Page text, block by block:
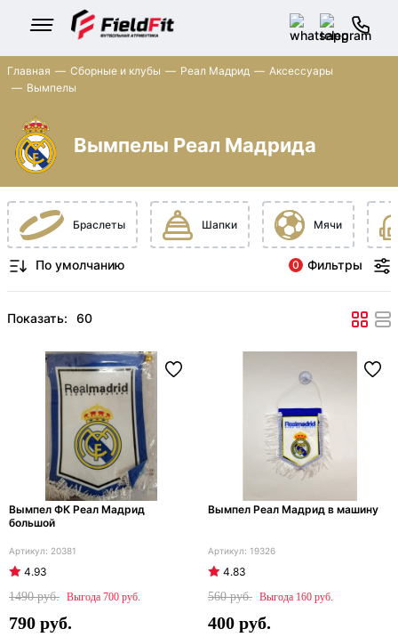
Главная Сборные и клубы Реал Мадрид
Аксессуары
Вымпелы
Вымпелы Реал Мадрида
Браслеты Шапки Мячи
0 Фильтры
Показать:
Вымпел ФК Реал Мадрид
большой
20381
4.93
1490
700
790
Вымпел Реал Мадрид в машину
19326
4.83
560
160
400